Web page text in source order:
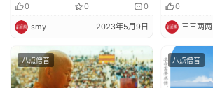
你知道出家人如何称呼吗？
0 0 0
smy 2023年5月9日
0
三三两两
八点僧音 八点僧音